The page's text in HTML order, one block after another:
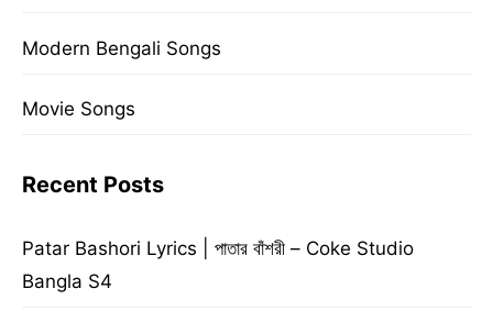
Modern Bengali Songs
Movie Songs
Recent Posts
Patar Bashori Lyrics | পাতার বাঁশরী – Coke Studio
Bangla S4